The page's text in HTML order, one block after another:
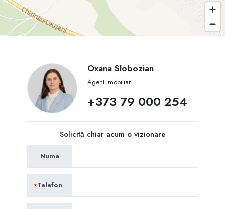
Oxana Slobozian
Agent imobiliar
+373 79 000 254
Solicită chiar acum o vizionare
Nume
Telefon